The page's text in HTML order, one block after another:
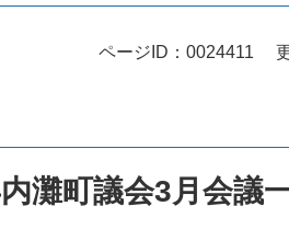
ページID：0024411
灘町議会3月会議